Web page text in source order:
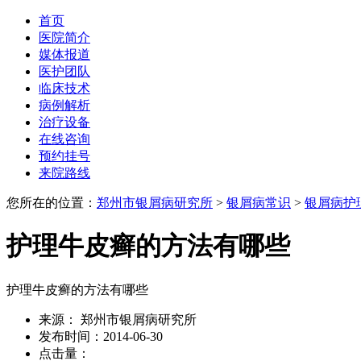
首页
医院简介
媒体报道
医护团队
临床技术
病例解析
治疗设备
在线咨询
预约挂号
来院路线
您所在的位置： 郑州市银屑病研究所 > 银屑病常识 > 银屑病护
护理牛皮癣的方法有哪些
护理牛皮癣的方法有哪些
来源： 郑州市银屑病研究所
发布时间：2014-06-30
点击量：